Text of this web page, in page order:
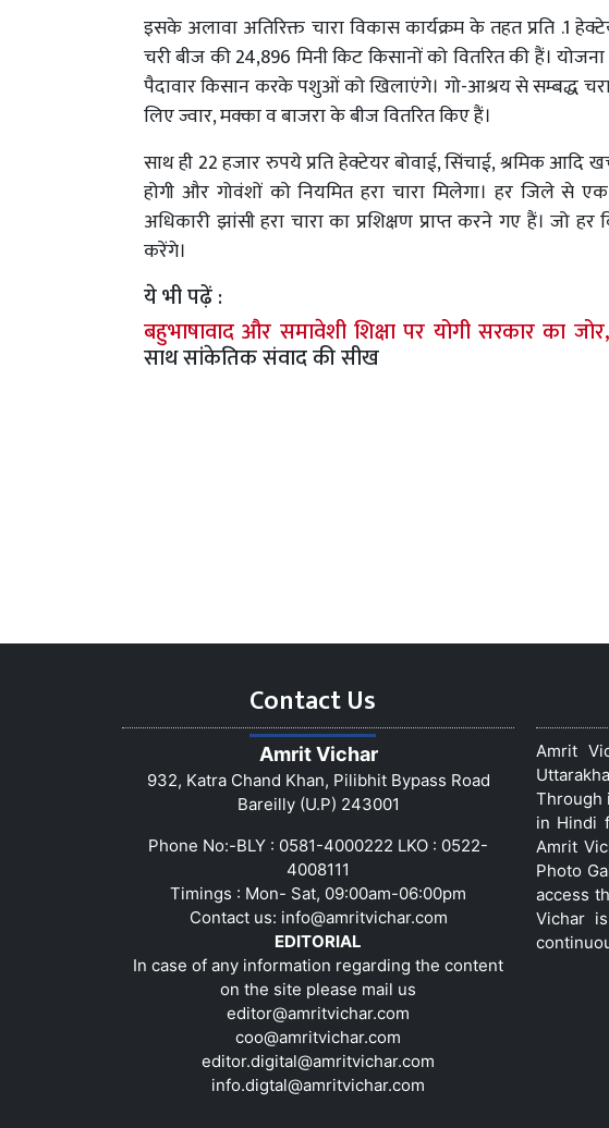
इसके अलावा अतिरिक्त चारा विकास कार्यक्रम के तहत प्रति .1
चरी बीज की 24,896 मिनी किट किसानों को वितरित की हैं।
पैदावार किसान करके पशुओं को खिलाएंगे। गो-आश्रय से सम्बद्ध
लिए ज्वार, मक्का व बाजरा के बीज वितरित किए हैं।
साथ ही 22 हजार रुपये प्रति हेक्टेयर बोवाई, सिंचाई, श्रमिक आदि
होगी और गोवंशों को नियमित हरा चारा मिलेगा। हर जिले
अधिकारी झांसी हरा चारा का प्रशिक्षण प्राप्त करने गए हैं। जो
करेंगे।
ये भी पढ़ें :
बहुभाषावाद और समावेशी शिक्षा पर योगी सरकार का जोर,
साथ सांकेतिक संवाद की सीख
Contact Us
Amrit Vichar
932, Katra Chand Khan, Pilibhit Bypass Road
Bareilly (U.P) 243001
Phone No:-BLY : 0581-4000222 LKO : 0522-
4008111
Timings : Mon- Sat, 09:00am-06:00pm
Contact us: info@amritvichar.com
EDITORIAL
In case of any information regarding the content
on the site please mail us
editor@amritvichar.com
coo@amritvichar.com
editor.digital@amritvichar.com
info.digtal@amritvichar.com
Amrit
Through
in Hindi
Amrit
Photo
access
Vichar